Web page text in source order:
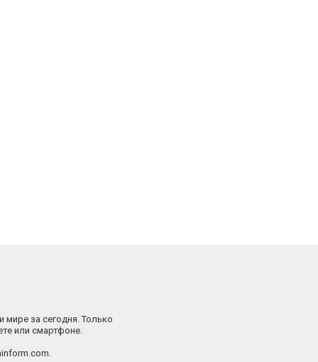
мире за сегодня. Только
или смартфоне.